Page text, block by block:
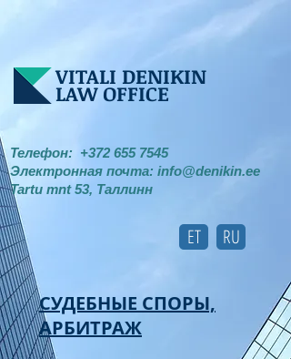
VITALI DENIKIN
LAW OFFICE
Телефон: +372 655 7545
Электронная почта: info@denikin.ee
Tartu mnt 53, Таллинн
ET RU
СУДЕБНЫЕ СПОРЫ,
АРБИТРАЖ